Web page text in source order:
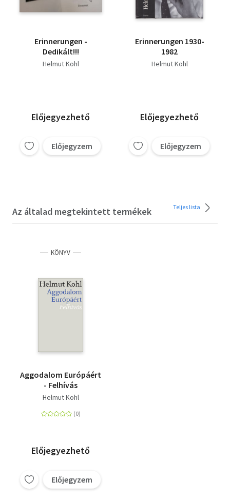
Erinnerungen -
Dedikált!!!
Helmut Kohl
Előjegyezhető
Előjegyzem
Erinnerungen 1930-
1982
Helmut Kohl
Előjegyezhető
Előjegyzem
Az általad megtekintett termékek Teljes lista
KÖNYV
Aggodalom Európáért
- Felhívás
Helmut Kohl
Előjegyezhető
Előjegyzem